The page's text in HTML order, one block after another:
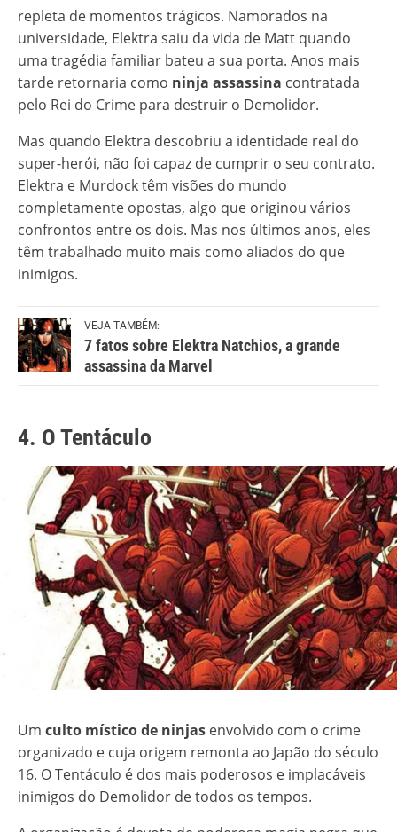
repleta de momentos trágicos. Namorados na
universidade, Elektra saiu da vida de Matt quando
uma tragédia familiar bateu a sua porta. Anos mais
tarde retornaria como ninja assassina contratada
pelo Rei do Crime para destruir o Demolidor.
Mas quando Elektra descobriu a identidade real do
super-herói, não foi capaz de cumprir o seu contrato.
Elektra e Murdock têm visões do mundo
completamente opostas, algo que originou vários
confrontos entre os dois. Mas nos últimos anos, eles
têm trabalhado muito mais como aliados do que
inimigos.
VEJA TAMBÉM:
7 fatos sobre Elektra Natchios, a grande
assassina da Marvel
4. O Tentáculo
Um culto místico de ninjas envolvido com o crime
organizado e cuja origem remonta ao Japão do século
16. O Tentáculo é dos mais poderosos e implacáveis
inimigos do Demolidor de todos os tempos.